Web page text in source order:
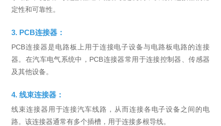
定性和可靠性。
3. PCB连接器：
PCB连接器是电路板上用于连接电子设备与电路板电路的连接
器。在汽车电气系统中，PCB连接器常用于连接控制器、传感器
及其他设备。
4. 线束连接器：
线束连接器用于连接汽车线路，从而连接各电子设备之间的电
路。该连接器通常有多个插槽，用于连接多根导线。